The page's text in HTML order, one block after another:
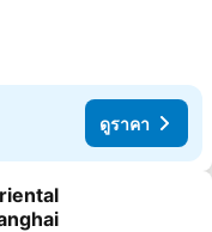
ดูราคา
การโปรด